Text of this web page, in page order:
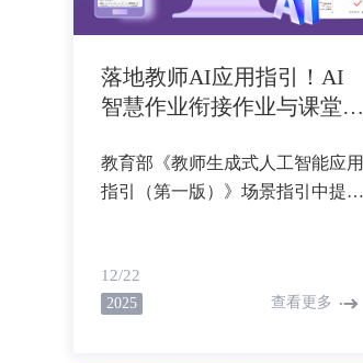
落地教师AI应用指引！AI
智慧作业衔接作业与课堂，
教育部《教师生成式人工智能应用
指引（第一版）》场景指引中提
景中，用人工智能技术达成助力学
习变革、助力教学提质、助力评价
12/22
2025 查看更多